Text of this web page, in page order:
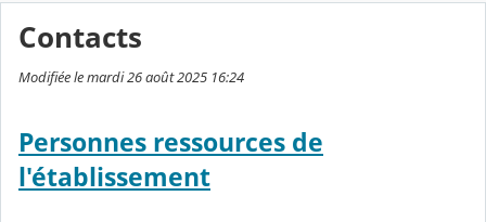
Contacts
Modifiée le mardi 26 août 2025 16:24
Personnes ressources de
l'établissement